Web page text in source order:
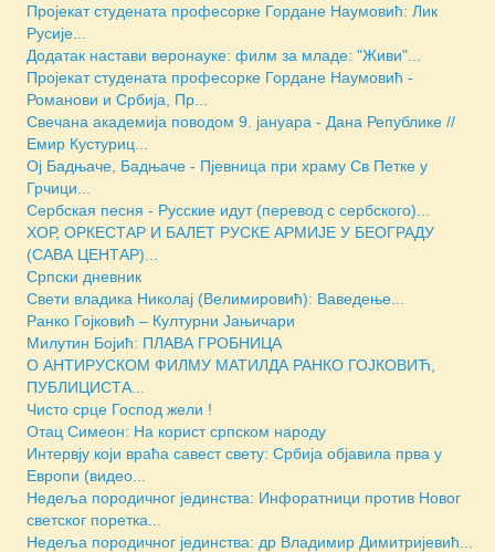
Пројекат студената професорке Гордане Наумовић: Лик
Русије...
Додатак настави веронауке: филм за младе: "Живи"...
Пројекат студената професорке Гордане Наумовић -
Романови и Србија, Пр...
Свечана академија поводом 9. јануара - Дана Републике //
Емир Кустуриц...
Ој Бадњаче, Бадњаче - Пјевница при храму Св Петке у
Грчици...
Сербская песня - Русские идут (перевод с сербского)...
ХОР, ОРКЕСТАР И БАЛЕТ РУСКЕ АРМИЈЕ У БЕОГРАДУ
(САВА ЦЕНТАР)...
Српски дневник
Свети владика Николај (Велимировић): Ваведење...
Ранко Гојковић – Културни Јањичари
Милутин Бојић: ПЛАВА ГРОБНИЦА
О АНТИРУСКОМ ФИЛМУ МАТИЛДА РАНКО ГОЈКОВИЋ,
ПУБЛИЦИСТА...
Чисто срце Господ жели !
Отац Симеон: На корист српском народу
Интервју који враћа савест свету: Србија објавила прва у
Европи (видео...
Недеља породичног јединства: Инфоратници против Новог
светског поретка...
Недеља породичног јединства: др Владимир Димитријевић...